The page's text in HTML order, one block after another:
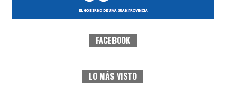
CUARTA CORRIDA DE LAS FIESTAS COLOMBINAS
FACEBOOK
LO MÁS VISTO